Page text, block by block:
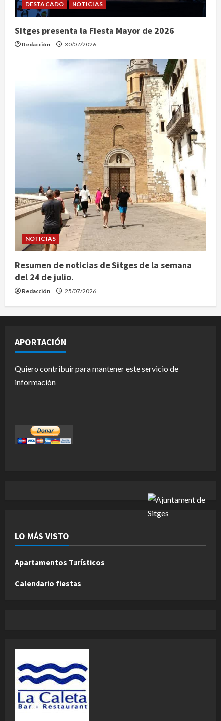
DESTACADO NOTICIAS
Sitges presenta la Fiesta Mayor de 2026
Redacción 30/07/2026
NOTICIAS
Resumen de noticias de Sitges de la semana
del 24 de julio.
Redacción 25/07/2026
APORTACIÓN
Quiero contribuir para mantener este servicio de
información
LO MÁS VISTO
Apartamentos Turísticos
Calendario fiestas